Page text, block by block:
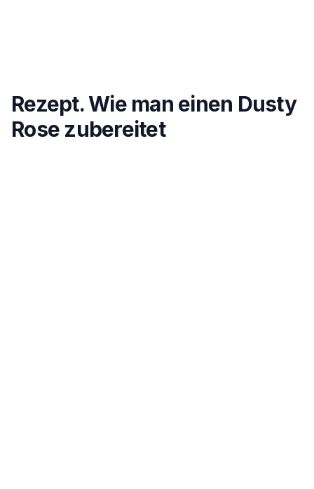
Rezept. Wie man einen Dusty
Rose zubereitet